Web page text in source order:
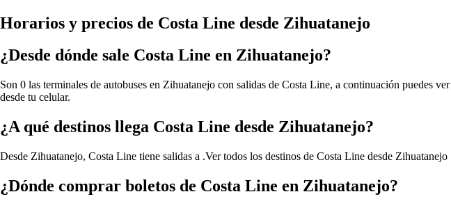
Horarios y precios de Costa Line desde Zihuatanejo
¿Desde dónde sale Costa Line en Zihuatanejo?
Son 0 las terminales de autobuses en Zihuatanejo con salidas de Costa Line, a continuación puedes
desde tu celular.
¿A qué destinos llega Costa Line desde Zihuatanejo?
Desde Zihuatanejo, Costa Line tiene salidas a .Ver todos los destinos de Costa Line desde Zihuatanejo
¿Dónde comprar boletos de Costa Line en Zihuatanejo?